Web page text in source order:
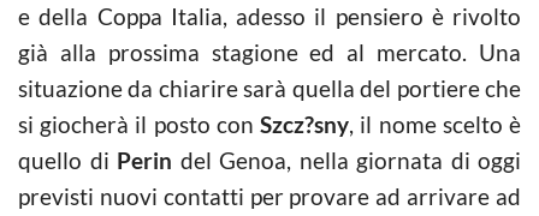
e della Coppa Italia, adesso il pensiero è rivolto
già alla prossima stagione ed al mercato. Una
situazione da chiarire sarà quella del portiere che
si giocherà il posto conSzcz?sny, il nome scelto è
quello di Perin del Genoa, nella giornata di oggi
previsti nuovi contatti per provare ad arrivare ad